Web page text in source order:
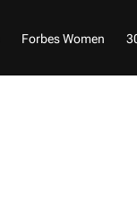
Forbes Women